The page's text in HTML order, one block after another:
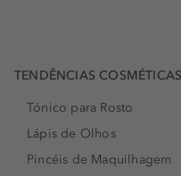
TENDÊNCIAS COSMÉTICAS
Tónico para Rosto
Lápis de Olhos
Pincéis de Maquilhagem